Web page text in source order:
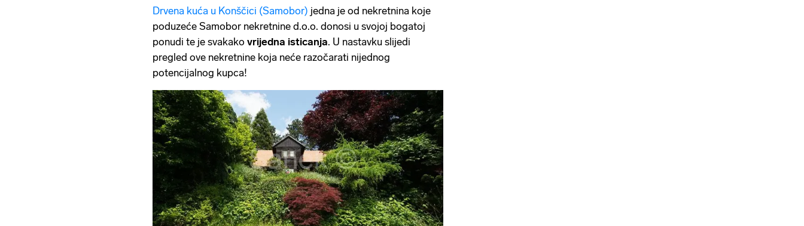
Drvena kuća u Konščici (Samobor) jedna je od nekretnina koje
poduzeće Samobor nekretnine d.o.o. donosi u svojoj bogatoj
ponudi te je svakako vrijedna isticanja. U nastavku slijedi
pregled ove nekretnine koja neće razočarati nijednog
potencijalnog kupca!